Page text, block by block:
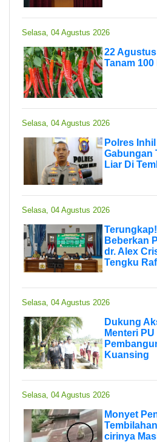
Selasa, 04 Agustus 2026
22
Tanam
Selasa, 04 Agustus 2026
Polres
Gabungan
Liar Di
Selasa, 04 Agustus 2026
Beberkan
dr. Alex
Tengku
Selasa, 04 Agustus 2026
Dukung
Menteri
Kuansing
Selasa, 04 Agustus 2026
Monyet
cirinya